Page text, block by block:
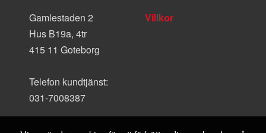
Gamlestaden 2
Hus B19a, 4tr
415 11 Goteborg
Telefon kundtjänst:
031-7008387
Villkor